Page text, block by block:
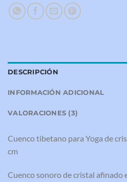
DESCRIPCIÓN
INFORMACIÓN ADICIONAL
VALORACIONES (3)
Cuenco tibetano para Yoga de
cm
Cuenco sonoro de cristal afinado